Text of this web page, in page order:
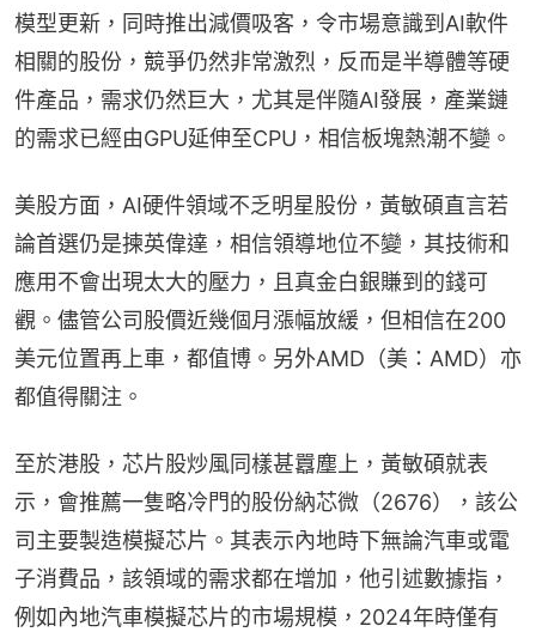
模型更新，同時推出減價吸客，令市場意識到AI軟件
相關的股份，競爭仍然非常激烈，反而是半導體等硬
件產品，需求仍然巨大，尤其是伴隨AI發展，產業鏈
的需求已經由GPU延伸至CPU，相信板塊熱潮不變。
美股方面，AI硬件領域不乏明星股份，黃敏碩直言若
論首選仍是揀英偉達，相信領導地位不變，其技術和
應用不會出現太大的壓力，且真金白銀賺到的錢可
觀。儘管公司股價近幾個月漲幅放緩，但相信在200
美元位置再上車，都值博。另外AMD（美：AMD）亦
都值得關注。
至於港股，芯片股炒風同樣甚囂塵上，黃敏碩就表
示，會推薦一隻略冷門的股份納芯微（2676），該公
司主要製造模擬芯片。其表示內地時下無論汽車或電
子消費品，該領域的需求都在增加，他引述數據指，
例如內地汽車模擬芯片的市場規模，2024年時僅有